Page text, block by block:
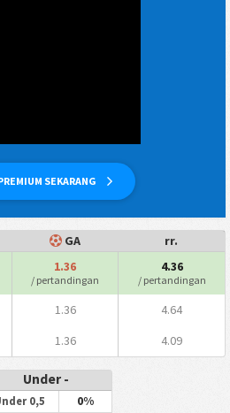
SEKARANG
GA rr.
1.36
/ pertandingan
4.36
/ pertandingan
1.36 4.64
1.36 4.09
Under -
0,5 0%